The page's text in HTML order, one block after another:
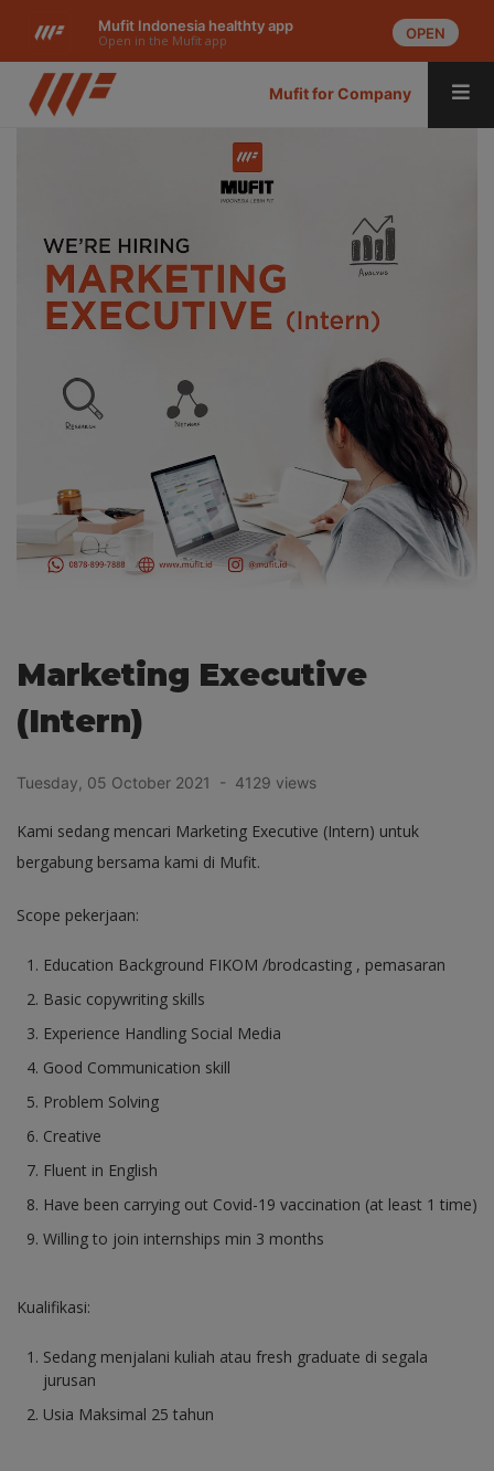
Mufit Indonesia healthty app
Open in the Mufit app OPEN
Mufit for Company
Marketing Executive
(Intern)
Tuesday, 05 October 2021 - 4129 views
Kami sedang mencari Marketing Executive (Intern) untuk
bergabung bersama kami di Mufit.
Scope pekerjaan:
Education Background FIKOM /brodcasting , pemasaran
Basic copywriting skills
Experience Handling Social Media
Good Communication skill
Problem Solving
Creative
Fluent in English
Have been carrying out Covid-19 vaccination (at least 1 time)
Willing to join internships min 3 months
Kualifikasi:
Sedang menjalani kuliah atau fresh graduate di segala
jurusan
Usia Maksimal 25 tahun